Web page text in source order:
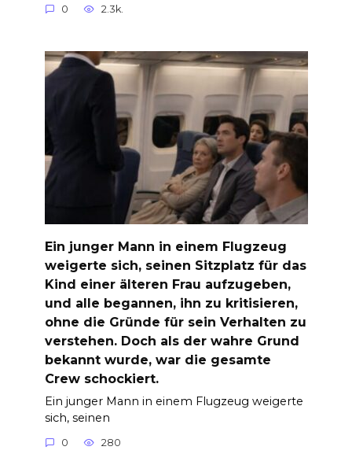
0 2.3k.
Ein junger Mann in einem Flugzeug
weigerte sich, seinen Sitzplatz für das
Kind einer älteren Frau aufzugeben,
und alle begannen, ihn zu kritisieren,
ohne die Gründe für sein Verhalten zu
verstehen. Doch als der wahre Grund
bekannt wurde, war die gesamte
Crew schockiert.
Ein junger Mann in einem Flugzeug weigerte
sich, seinen
0 280